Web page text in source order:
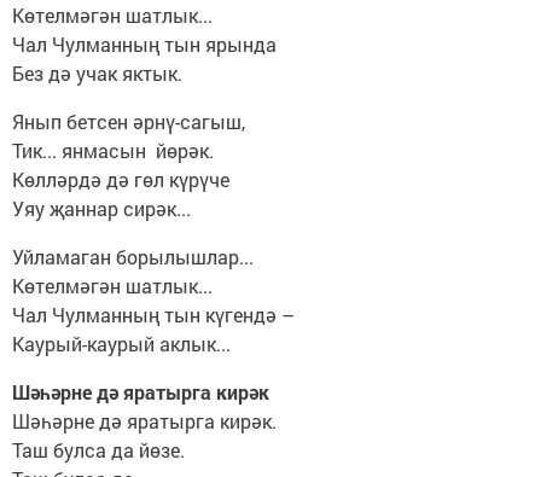
Көтелмәгән шатлык...
Чал Чулманның тын ярында
Без дә учак яктык.
Янып бетсен әрнү-сагыш,
Тик... янмасын йөрәк.
Көлләрдә дә гөл күрүче
Уяу җаннар сирәк...
Уйламаган борылышлар...
Көтелмәгән шатлык...
Чал Чулманның тын күгендә –
Каурый-каурый аклык...
Шәһәрне дә яратырга кирәк
Шәһәрне дә яратырга кирәк.
Таш булса да йөзе.